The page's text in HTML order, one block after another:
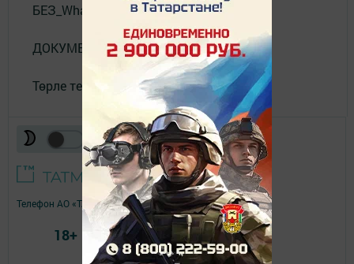
БЕЗ_WhatsApp_та
ДОКУМЕНТЛАР
Төрле темалар
Телефон АО «ТАТМЕДИА»:(843) 222 09 84
18+